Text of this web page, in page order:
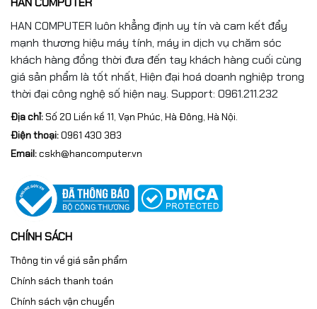
Hancomputer cam kết:
Hàng chính hãng 100%
Giá cạnh tranh – hỗ trợ kỹ thuật tận tâm
Bảo hành chính hãng
Giao hàng toàn quốc
🌐Website: Hancomputer.vn
HAN COMPUTER luôn khẳng định uy tín và cam kết đẩy
mạnh thương hiệu máy tính, máy in dịch vụ chăm sóc
khách hàng đồng thời đưa đến tay khách hàng cuối cùng
giá sản phẩm là tốt nhất, Hiện đại hoá doanh nghiệp trong
thời đại công nghệ số hiện nay. Support: 0961.211.232
Địa chỉ:Số 20 Liền kề 11, Vạn Phúc, Hà Đông, Hà Nội.
Điện thoại:0961 430 383
Email:cskh@hancomputer.vn
CHÍNH SÁCH
Thông tin về giá sản phẩm
Chính sách thanh toán
Chính sách vận chuyển